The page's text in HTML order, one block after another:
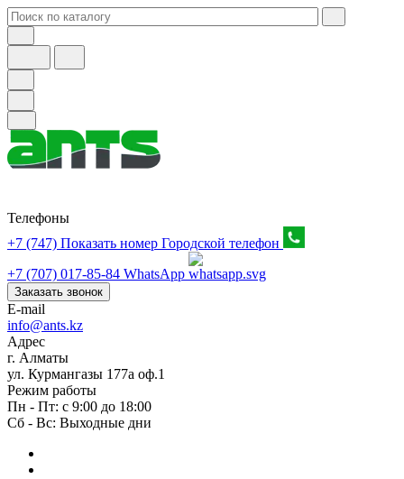
Телефоны
+7 (747) Показать номер Городской телефон
+7 (707) 017-85-84 WhatsApp
Заказать звонок
E-mail
info@ants.kz
Адрес
г. Алматы
ул. Курмангазы 177а оф.1
Режим работы
Пн - Пт: с 9:00 до 18:00
Сб - Вс: Выходные дни